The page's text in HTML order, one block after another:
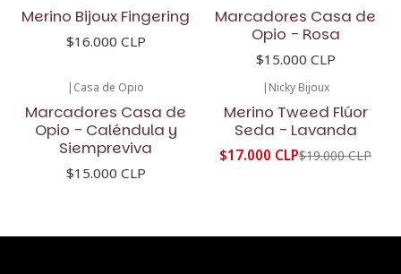
Merino Bijoux Fingering
$16.000 CLP
Marcadores Casa de
Opio - Rosa
$15.000 CLP
| Casa de Opio
Marcadores Casa de
Opio - Caléndula y
Siempreviva
$15.000 CLP
| Nicky Bijoux
Merino Tweed Flúor
Seda - Lavanda
$17.000 CLP$19.000 CLP